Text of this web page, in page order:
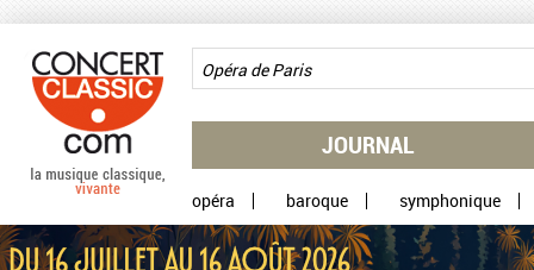
JOURNAL
opéra baroque symphonique